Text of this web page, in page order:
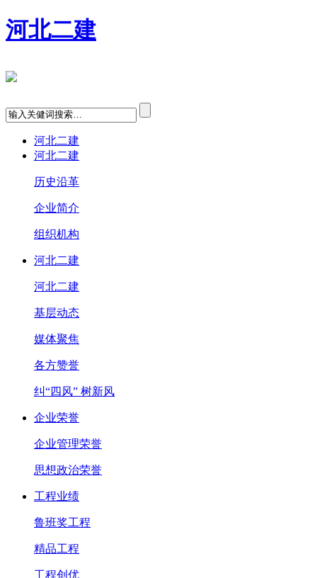
河北二建
河北二建
河北二建
历史沿革
企业简介
组织机构
河北二建
河北二建
基层动态
媒体聚焦
各方赞誉
纠“四风” 树新风
企业荣誉
企业管理荣誉
思想政治荣誉
工程业绩
鲁班奖工程
精品工程
工程创优